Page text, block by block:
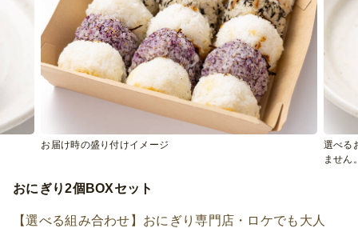
お届け時の盛り付けイメージ
選べる
ません
おにぎり2個BOXセット
【選べる組み合わせ】おにぎり専門店・ロケでも大人